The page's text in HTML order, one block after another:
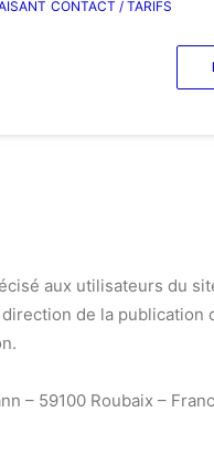
CONTACT / TARIFS
aux utilisateurs du
de la publication
– 59100 Roubaix –